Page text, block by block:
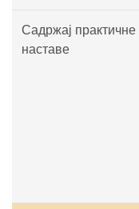
Садржај практичне
наставе